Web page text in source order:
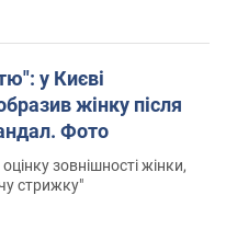
у Києві
жінку після
Фото
зовнішності жінки,
стрижку"